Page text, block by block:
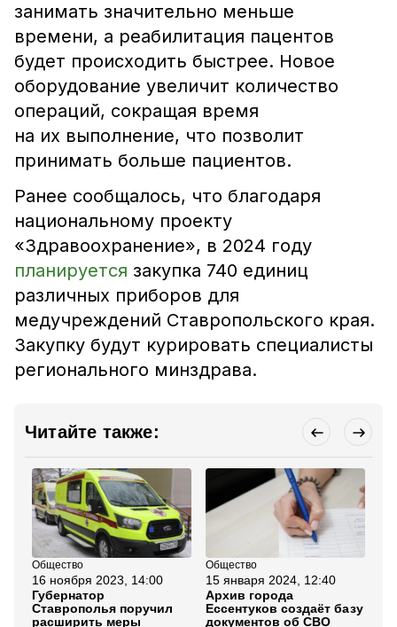
занимать значительно меньше
времени, а реабилитация пацентов
будет происходить быстрее. Новое
оборудование увеличит количество
операций, сокращая время
на их выполнение, что позволит
принимать больше пациентов.
Ранее сообщалось, что благодаря
национальному проекту
«Здравоохранение», в 2024 году
планируется закупка 740 единиц
различных приборов для
медучреждений Ставропольского края.
Закупку будут курировать специалисты
регионального минздрава.
Читайте также:
Общество
16 ноября 2023, 14:00
Губернатор
Ставрополья поручил
расширить меры
Общество
15 января 2024, 12:40
Архив города
Ессентуков создаёт базу
документов об СВО